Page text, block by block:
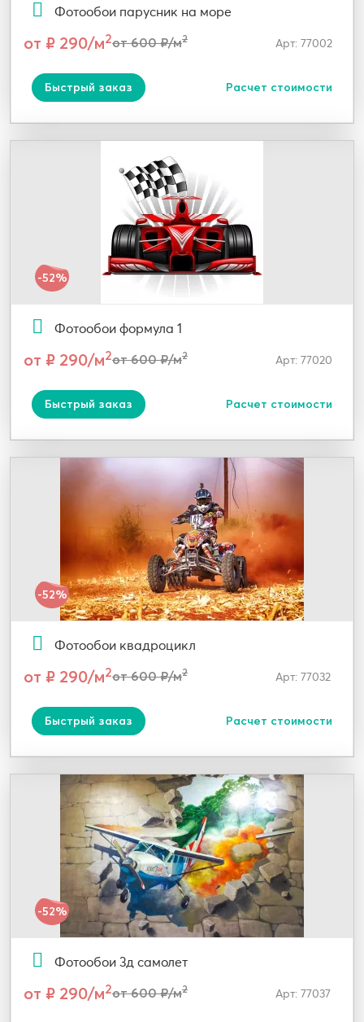
Фотообои парусник на море
от ₽ 290/м2от 600 ₽/м2 Арт: 77002
Быстрый заказ Расчет стоимости
-52%
Фотообои формула 1
от ₽ 290/м2от 600 ₽/м2 Арт: 77020
Быстрый заказ Расчет стоимости
-52%
Фотообои квадроцикл
от ₽ 290/м2от 600 ₽/м2 Арт: 77032
Быстрый заказ Расчет стоимости
-52%
Фотообои 3д самолет
от ₽ 290/м2от 600 ₽/м2 Арт: 77037